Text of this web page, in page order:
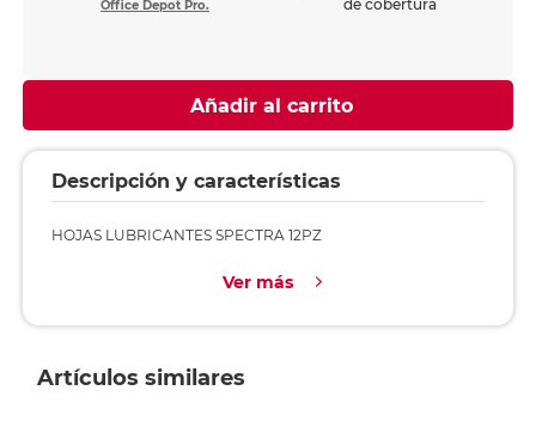
Office Depot Pro.
de cobertura
Añadir al carrito
Descripción y características
HOJAS LUBRICANTES SPECTRA 12PZ
Ver más
Artículos similares